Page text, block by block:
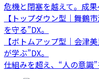
危機と閉塞を越えて。成
【トップダウン型｜舞鶴
を守る”DX。
【ボトムアップ型｜会津
が学ぶ”DX。
仕組みを超え、“人の意識”